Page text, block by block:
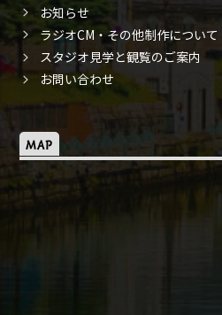
お知らせ
ラジオCM・その他制作について
スタジオ見学と観覧のご案内
お問い合わせ
MAP